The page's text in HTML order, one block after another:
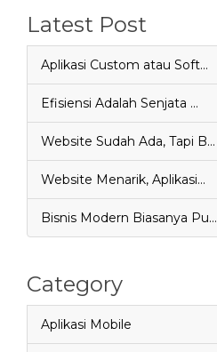
Latest Post
Aplikasi Custom atau Soft…
Efisiensi Adalah Senjata …
Website Sudah Ada, Tapi B…
Website Menarik, Aplikasi…
Bisnis Modern Biasanya Pu…
Category
Aplikasi Mobile